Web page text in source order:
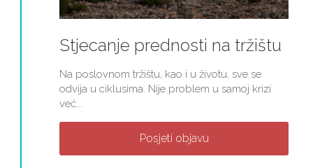
Stjecanje prednosti na tržištu
Na poslovnom tržištu, kao i u životu, sve se
odvija u ciklusima. Nije problem u samoj krizi
već...
Posjeti objavu